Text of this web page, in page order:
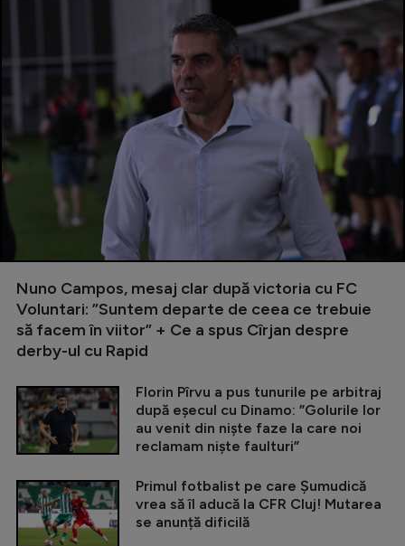
Nuno Campos, mesaj clar după victoria cu FC
Voluntari: ”Suntem departe de ceea ce trebuie
să facem în viitor” + Ce a spus Cîrjan despre
derby-ul cu Rapid
Florin Pîrvu a pus tunurile pe arbitraj
după eșecul cu Dinamo: ”Golurile lor
au venit din niște faze la care noi
reclamam niște faulturi”
Primul fotbalist pe care Șumudică
vrea să îl aducă la CFR Cluj! Mutarea
se anunță dificilă